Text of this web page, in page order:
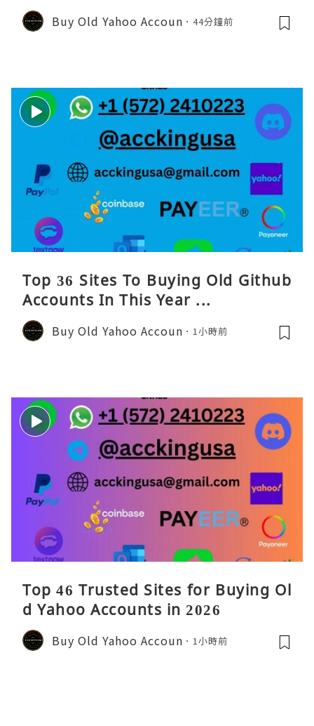
Buy Old Yahoo Accoun 44分鐘前
Top 36 Sites To Buying Old Github
Accounts In This Year ...
Buy Old Yahoo Accoun 1小時前
Top 46 Trusted Sites for Buying Ol
d Yahoo Accounts in 2026
Buy Old Yahoo Accoun 1小時前